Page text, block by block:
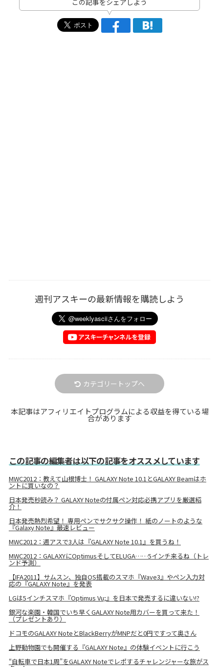
この記事をシェアしよう
週刊アスキーの最新情報を購読しよう
カテゴリートップへ
本記事はアフィリエイトプログラムによる収益を得ている場
合があります
この記事の編集者は以下の記事をオススメしています
MWC2012：教えて山根博士！ GALAXY Note 10.1とGALAXY Beamはホ
ントに買いなの？
日本発売秒読み？ GALAXY Noteの付属ペン対応必携アプリを厳選紹
介！
日本発売熱烈希望！ 専用ペンでサクサク操作！ 紙のノートのような
『Galaxy Note』最速レビュー
MWC2012：週アスで3人は『GALAXY Note 10.1』を買うね！
MWC2012：GALAXYにOptimusそしてELUGA……5インチ来るね（トレ
ンド予測）
【IFA2011】サムスン、独自OS搭載のスマホ『Wave3』やペン入力対
応の『GALAXY Note』を発表
LGは5インチスマホ『Optimus Vu;』を日本で発売するに違いない!?
銀河な楽園・韓国でいち早くGALAXY Note用カバーを買って来た！
（プレゼントあり）
ドコモのGALAXY NoteとBlackBerryがMNPだと0円ですって奥さん
上野動物園でも開催する『GALAXY Note』の体験イベントに行こう
“自転車で日本1周”をGALAXY Noteでレポするチャレンジャーな旅がス